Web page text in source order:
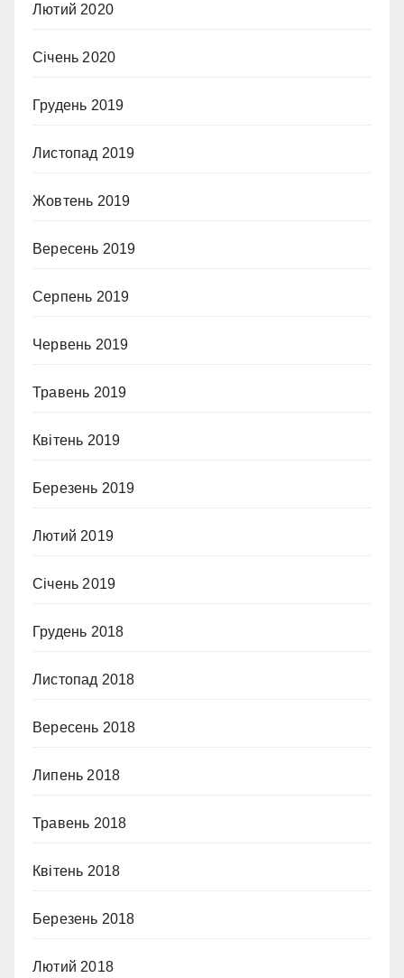
Лютий 2020
Січень 2020
Грудень 2019
Листопад 2019
Жовтень 2019
Вересень 2019
Серпень 2019
Червень 2019
Травень 2019
Квітень 2019
Березень 2019
Лютий 2019
Січень 2019
Грудень 2018
Листопад 2018
Вересень 2018
Липень 2018
Травень 2018
Квітень 2018
Березень 2018
Лютий 2018